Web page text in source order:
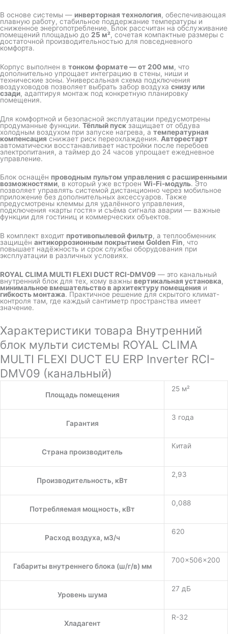
В основе системы — инверторная технология, обеспечивающая
плавную работу, стабильное поддержание температуры и
сниженное энергопотребление. Блок рассчитан на обслуживание
помещений площадью до 25 м², сочетая компактные размеры с
достаточной производительностью для повседневного
комфорта.
Корпус выполнен в тонком формате — от 200 мм, что
дополнительно упрощает интеграцию в стены, ниши и
технические зоны. Универсальная схема подключения
воздуховодов позволяет выбрать забор воздуха снизу или
сзади, адаптируя монтаж под конкретную планировку
помещения.
Для комфортной и безопасной эксплуатации предусмотрены
продуманные функции. Тёплый пускзащищает от обдува
холодным воздухом при запуске нагрева, атемпературная
компенсация снижает риск переохлаждения. Авторестарт
автоматически восстанавливает настройки после перебоев
электропитания, а таймер до 24 часов упрощает ежедневное
управление.
Блок оснащён проводным пультом управления с расширенными
возможностями, в который уже встроен Wi-Fi-модуль. Это
позволяет управлять системой дистанционно через мобильное
приложение без дополнительных аксессуаров. Также
предусмотрены клеммы для удалённого управления,
подключения «карты гостя» и съёма сигнала аварии — важные
функции для гостиниц и коммерческих объектов.
В комплект входит противопылевой фильтр, а теплообменник
защищён антикоррозионным покрытием Golden Fin, что
повышает надёжность и срок службы оборудования при
эксплуатации в различных условиях.
ROYAL CLIMA MULTI FLEXI DUCT RCI-DMV09 — это канальный
внутренний блок для тех, кому важны вертикальная установка,
минимальное вмешательство в архитектуру помещения и
гибкость монтажа. Практичное решение для скрытого климат-
контроля там, где каждый сантиметр пространства имеет
значение.
Характеристики товара Внутренний
блок мульти системы ROYAL CLIMA
MULTI FLEXI DUCT EU ERP Inverter RCI-
DMV09 (канальный)
Площадь помещения
25 м²
Гарантия
3 года
Страна производитель
Китай
Производительность, кВт
2,93
Потребляемая мощность, кВт
0,088
Расход воздуха, м3/ч
620
Габариты внутреннего блока (ш/г/в) мм
700×506×200
Уровень шума
27 дБ
Хладагент
R-32